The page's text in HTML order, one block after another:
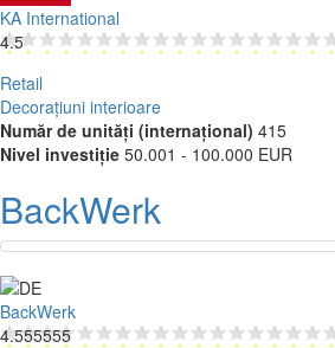
KA International
4.5
Retail
Decorațiuni interioare
Număr de unități (internațional) 415
Nivel investiție 50.001 - 100.000 EUR
BackWerk
BackWerk
4.555555